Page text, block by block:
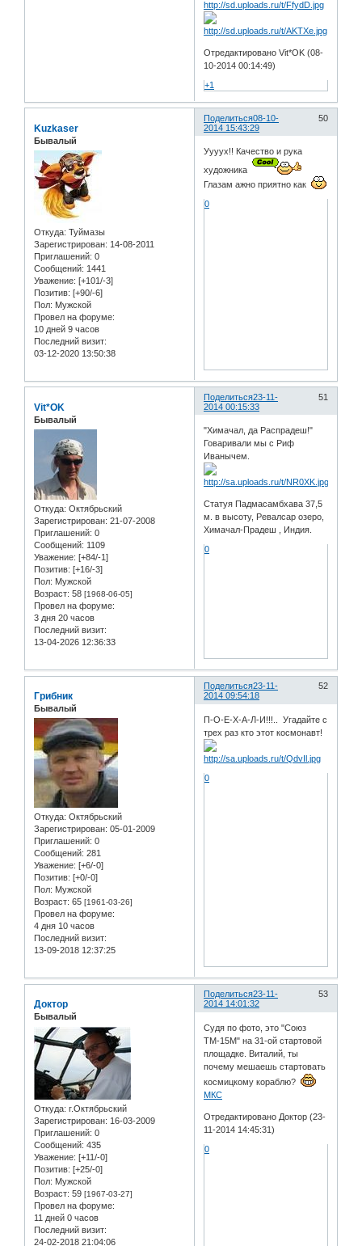
Отредактировано Vit*OK (08-
10-2014 00:14:49)
+1
Поделиться 50
08-10-
2014 15:43:29
Kuzkaser
Бывалый
Откуда: Туймазы
Зарегистрирован: 14-08-2011
Приглашений: 0
Сообщений: 1441
Уважение: [+101/-3]
Позитив: [+90/-6]
Пол: Мужской
Провел на форуме:
10 дней 9 часов
Последний визит:
03-12-2020 13:50:38
Уууух!! Качество и рука
художника
Глазам ажно приятно как
0
Поделиться 51
23-11-
2014 00:15:33
Vit*OK
Бывалый
Откуда: Oктябрьский
Зарегистрирован: 21-07-2008
Приглашений: 0
Сообщений: 1109
Уважение: [+84/-1]
Позитив: [+16/-3]
Пол: Мужской
Возраст: 58 [1968-06-05]
Провел на форуме:
3 дня 20 часов
Последний визит:
13-04-2026 12:36:33
"Химачал, да Распрадеш!"
Говаривали мы с Риф
Иванычем.
Статуя Падмасамбхава 37,5
м. в высоту, Ревалсар озеро,
Химачал-Прадеш , Индия.
0
Поделиться 52
23-11-
2014 09:54:18
Грибник
Бывалый
Откуда: Октябрьский
Зарегистрирован: 05-01-2009
Приглашений: 0
Сообщений: 281
Уважение: [+6/-0]
Позитив: [+0/-0]
Пол: Мужской
Возраст: 65 [1961-03-26]
Провел на форуме:
4 дня 10 часов
Последний визит:
13-09-2018 12:37:25
П-О-Е-Х-А-Л-И!!!.. Угадайте с
трех раз кто этот космонавт!
0
Поделиться 53
23-11-
2014 14:01:32
Доктор
Бывалый
Откуда: г.Октябрьский
Зарегистрирован: 16-03-2009
Приглашений: 0
Сообщений: 435
Уважение: [+11/-0]
Позитив: [+25/-0]
Пол: Мужской
Возраст: 59 [1967-03-27]
Провел на форуме:
11 дней 0 часов
Последний визит:
24-02-2018 21:04:06
Судя по фото, это "Союз
ТМ-15М" на 31-ой стартовой
площадке. Виталий, ты
почему мешаешь стартовать
космицкому кораблю?
МКС
Отредактировано Доктор (23-
11-2014 14:45:31)
0